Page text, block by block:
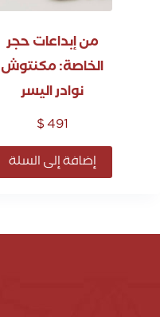
من إبداعات حجر
الخاصة: مكنتوش
نوادر اليسر
$491
إضافة إلى السلة